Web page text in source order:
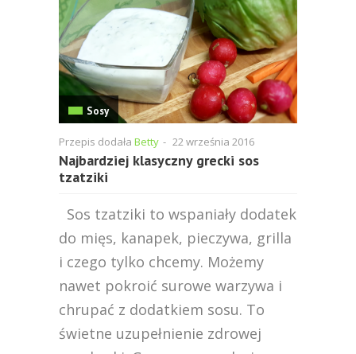
Sosy
Przepis dodała Betty - 22 września 2016
Najbardziej klasyczny grecki sos
tzatziki
Sos tzatziki to wspaniały dodatek
do mięs, kanapek, pieczywa, grilla
i czego tylko chcemy. Możemy
nawet pokroić surowe warzywa i
chrupać z dodatkiem sosu. To
świetne uzupełnienie zdrowej